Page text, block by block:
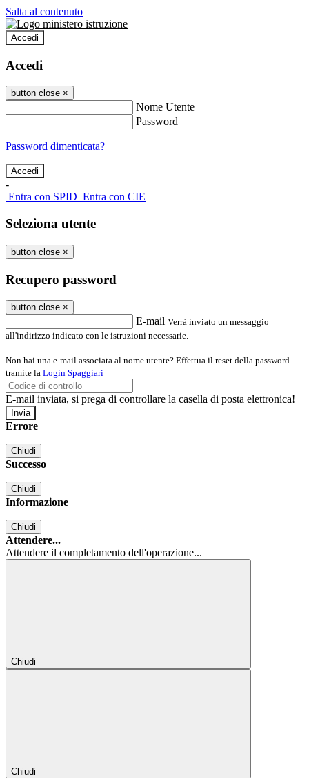
Salta al contenuto
Accedi
Accedi
button close ×
Nome Utente
Password
Password dimenticata?
-
Entra con SPID Entra con CIE
Seleziona utente
button close ×
Recupero password
button close ×
E-mail Verrà inviato un messaggio
all'indirizzo indicato con le istruzioni necessarie.
Non hai una e-mail associata al nome utente? Effettua il reset della password
tramite la Login Spaggiari
E-mail inviata, si prega di controllare la casella di posta elettronica!
Errore
Chiudi
Successo
Chiudi
Informazione
Chiudi
Attendere...
Attendere il completamento dell'operazione...
Chiudi
Chiudi